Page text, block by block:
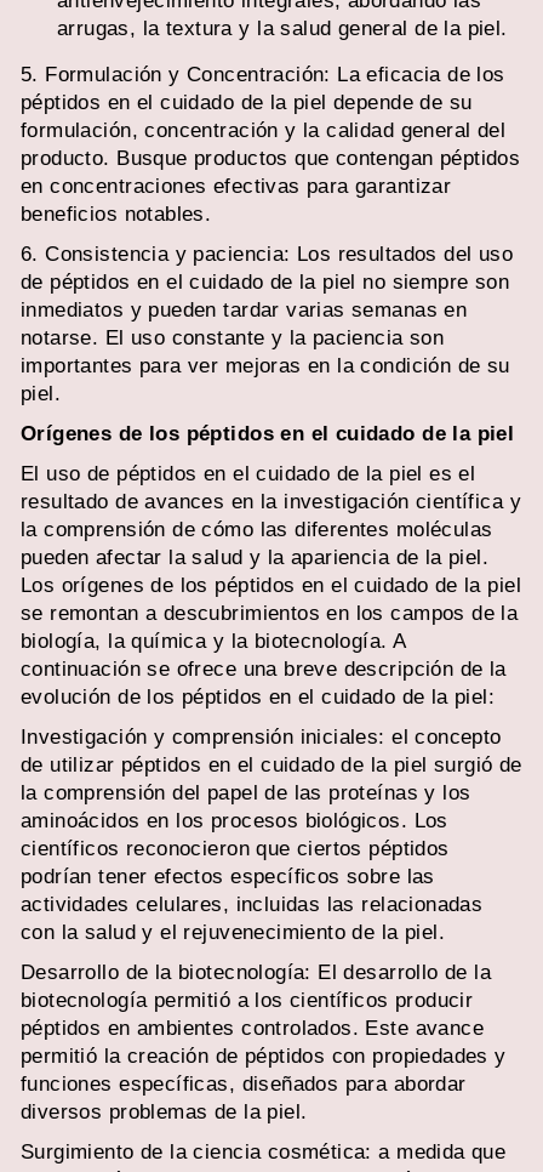
arrugas, la textura y la salud general de la piel.
5. Formulación y Concentración: La eficacia de los
péptidos en el cuidado de la piel depende de su
formulación, concentración y la calidad general del
producto. Busque productos que contengan péptidos
en concentraciones efectivas para garantizar
beneficios notables.
6. Consistencia y paciencia: Los resultados del uso
de péptidos en el cuidado de la piel no siempre son
inmediatos y pueden tardar varias semanas en
notarse. El uso constante y la paciencia son
importantes para ver mejoras en la condición de su
piel.
Orígenes de los péptidos en el cuidado de la piel
El uso de péptidos en el cuidado de la piel es el
resultado de avances en la investigación científica y
la comprensión de cómo las diferentes moléculas
pueden afectar la salud y la apariencia de la piel.
Los orígenes de los péptidos en el cuidado de la piel
se remontan a descubrimientos en los campos de la
biología, la química y la biotecnología. A
continuación se ofrece una breve descripción de la
evolución de los péptidos en el cuidado de la piel:
Investigación y comprensión iniciales: el concepto
de utilizar péptidos en el cuidado de la piel surgió de
la comprensión del papel de las proteínas y los
aminoácidos en los procesos biológicos. Los
científicos reconocieron que ciertos péptidos
podrían tener efectos específicos sobre las
actividades celulares, incluidas las relacionadas
con la salud y el rejuvenecimiento de la piel.
Desarrollo de la biotecnología: El desarrollo de la
biotecnología permitió a los científicos producir
péptidos en ambientes controlados. Este avance
permitió la creación de péptidos con propiedades y
funciones específicas, diseñados para abordar
diversos problemas de la piel.
Surgimiento de la ciencia cosmética: a medida que